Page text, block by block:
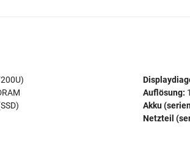
Auflösung:
Akku
Netzteil